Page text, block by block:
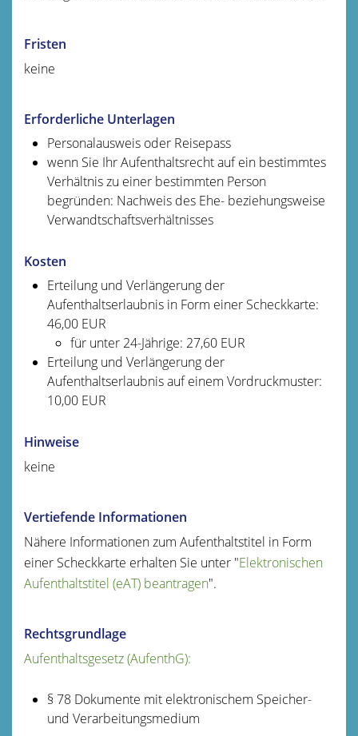
Fristen
keine
Erforderliche Unterlagen
Personalausweis oder Reisepass
wenn Sie Ihr Aufenthaltsrecht auf ein bestimmtes
Verhältnis zu einer bestimmten Person
begründen: Nachweis des Ehe- beziehungsweise
Verwandtschaftsverhältnisses
Kosten
Erteilung und Verlängerung der
Aufenthaltserlaubnis in Form einer Scheckkarte:
46,00 EUR
für unter 24-Jährige: 27,60 EUR
Erteilung und Verlängerung der
Aufenthaltserlaubnis auf einem Vordruckmuster:
10,00 EUR
Hinweise
keine
Vertiefende Informationen
Nähere Informationen zum Aufenthaltstitel in Form
einer Scheckkarte erhalten Sie unter "Elektronischen
Aufenthaltstitel (eAT) beantragen".
Rechtsgrundlage
Aufenthaltsgesetz (AufenthG):
§ 78 Dokumente mit elektronischem Speicher-
und Verarbeitungsmedium